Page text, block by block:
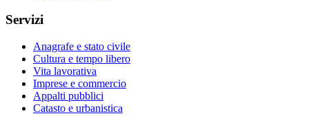
Servizi
Anagrafe e stato civile
Cultura e tempo libero
Vita lavorativa
Imprese e commercio
Appalti pubblici
Catasto e urbanistica